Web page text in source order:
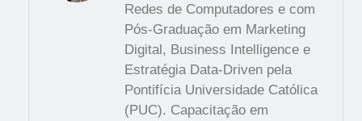
Redes de Computadores e com
Pós-Graduação em Marketing
Digital, Business Intelligence e
Estratégia Data-Driven pela
Pontifícia Universidade Católica
(PUC). Capacitação em